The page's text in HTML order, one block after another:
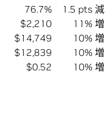
76.7% 1.5 pts 減
$2,210 11% 増
$14,749 10% 増
$12,839 10% 増
$0.52 10% 増